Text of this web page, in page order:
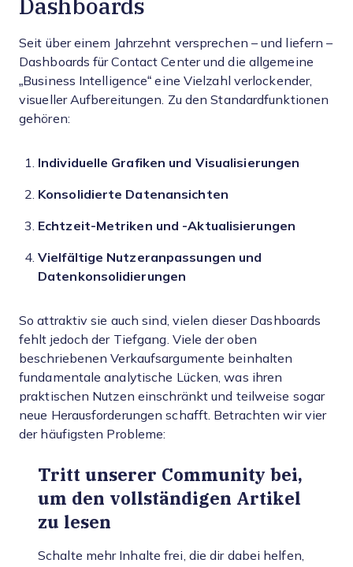
Seit über einem Jahrzehnt versprechen – und liefern –
Dashboards für Contact Center und die allgemeine
„Business Intelligence“ eine Vielzahl verlockender,
visueller Aufbereitungen. Zu den Standardfunktionen
gehören:
Individuelle Grafiken und Visualisierungen
Konsolidierte Datenansichten
Echtzeit-Metriken und -Aktualisierungen
Vielfältige Nutzeranpassungen und
Datenkonsolidierungen
So attraktiv sie auch sind, vielen dieser Dashboards
fehlt jedoch der Tiefgang. Viele der oben
beschriebenen Verkaufsargumente beinhalten
fundamentale analytische Lücken, was ihren
praktischen Nutzen einschränkt und teilweise sogar
neue Herausforderungen schafft. Betrachten wir vier
der häufigsten Probleme:
Tritt unserer Community bei,
um den vollständigen Artikel
zu lesen
Schalte mehr Inhalte frei, die dir dabei helfen,